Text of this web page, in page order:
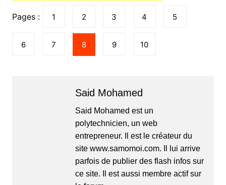
Pages : 1 2 3 4 5
6 7 8 9 10
Said Mohamed
Said Mohamed est un
polytechnicien, un web
entrepreneur. Il est le créateur du
site www.samomoi.com. Il lui arrive
parfois de publier des flash infos sur
ce site. Il est aussi membre actif sur